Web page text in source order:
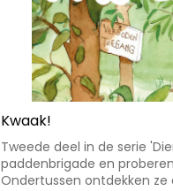
Kwaak!
Tweede deel in de serie
paddenbrigade en
Ondertussen ontdekken ze